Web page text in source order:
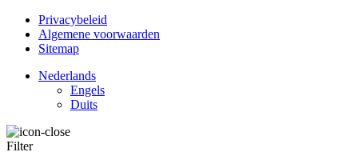
Privacybeleid
Algemene voorwaarden
Sitemap
Nederlands
Engels
Duits
Filter